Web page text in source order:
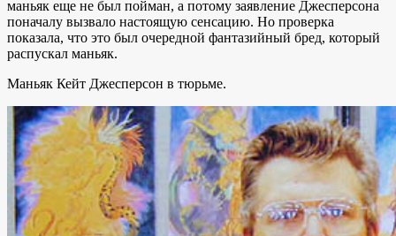
маньяк еще не был пойман, а потому заявление Джесперсона
поначалу вызвало настоящую сенсацию. Но проверка
показала, что это был очередной фантазийный бред, который
распускал маньяк.
Маньяк Кейт Джесперсон в тюрьме.